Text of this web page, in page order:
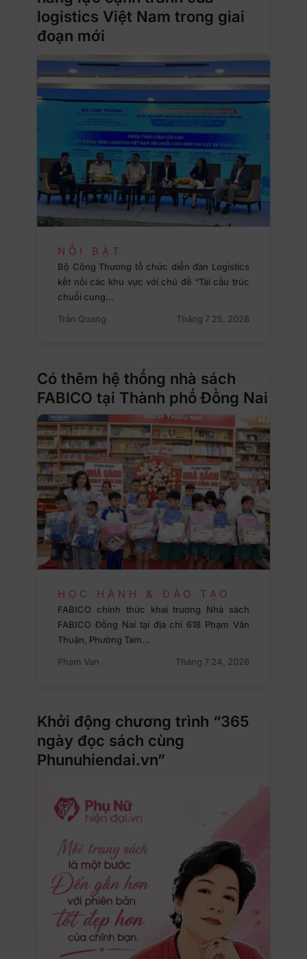
logistics Việt Nam trong giai
đoạn mới
NỔI BẬT
Bộ Công Thương tổ chức diễn đàn Logistics
kết nối các khu vực với chủ đề “Tái cấu trúc
chuỗi cung…
Trần Quang
Tháng 7 25, 2026
Có thêm hệ thống nhà sách
FABICO tại Thành phố Đồng Nai
HỌC HÀNH & ĐÀO TẠO
FABICO chính thức khai trương Nhà sách
FABICO Đồng Nai tại địa chỉ 618 Phạm Văn
Thuận, Phường Tam…
Pham Van
Tháng 7 24, 2026
Khởi động chương trình “365
ngày đọc sách cùng
Phunuhiendai.vn”